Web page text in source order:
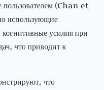
пользователем (Chan et
использующие
усилия при
что приводит к
что